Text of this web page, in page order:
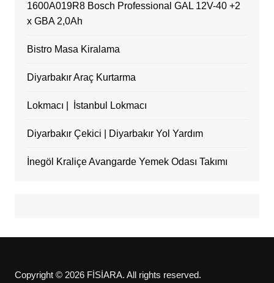
1600A019R8 Bosch Professional GAL 12V-40 +2
x GBA 2,0Ah
Bistro Masa Kiralama
Diyarbakır Araç Kurtarma
Lokmacı | İstanbul Lokmacı
Diyarbakır Çekici | Diyarbakır Yol Yardım
İnegöl Kraliçe Avangarde Yemek Odası Takımı
Copyright © 2026 FİSİARA. All rights reserved.